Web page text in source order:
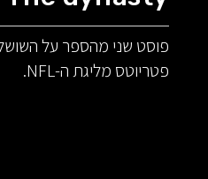
פוסט שני מהספר על
פטריוטס מליגת ה-NFL.